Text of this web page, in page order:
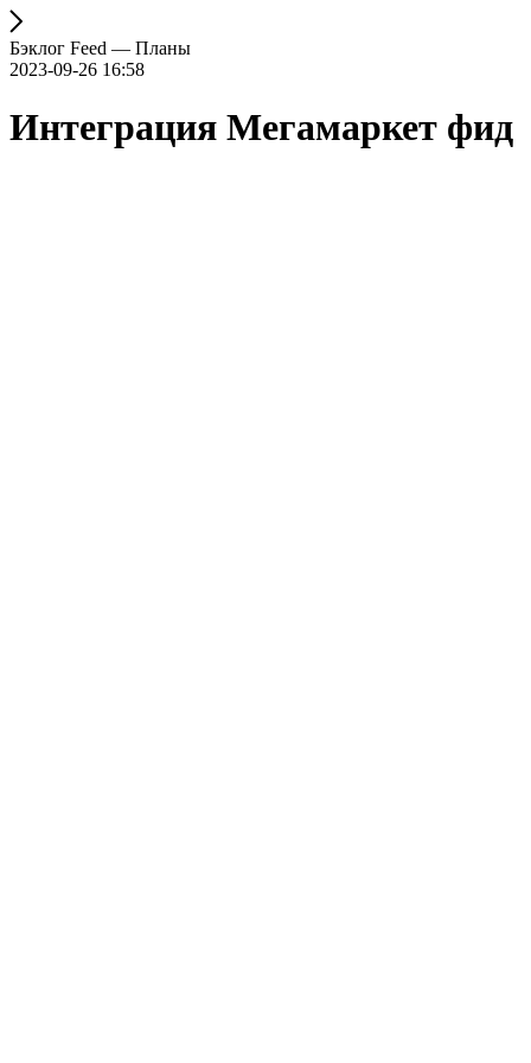
Бэклог Feed — Планы
2023-09-26 16:58
Интеграция Мегамаркет фид